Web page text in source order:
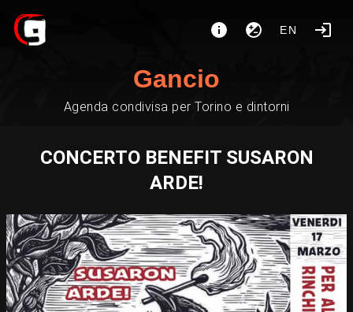
EN
Gancio
Agenda condivisa per Torino e dintorni
CONCERTO BENEFIT SUSARON
ARDE!